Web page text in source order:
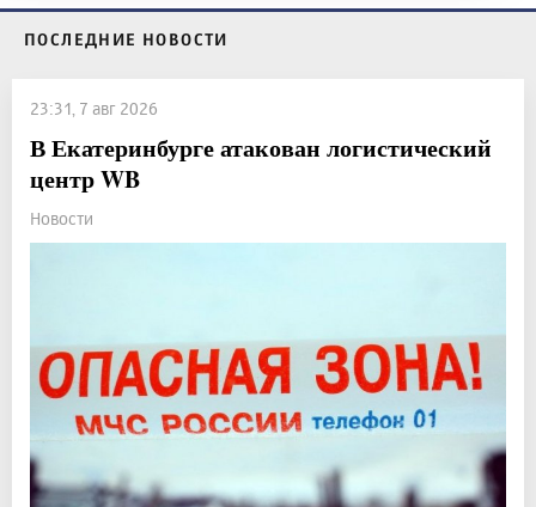
ПОСЛЕДНИЕ НОВОСТИ
23:31, 7 авг 2026
В Екатеринбурге атакован логистический
центр WB
Новости